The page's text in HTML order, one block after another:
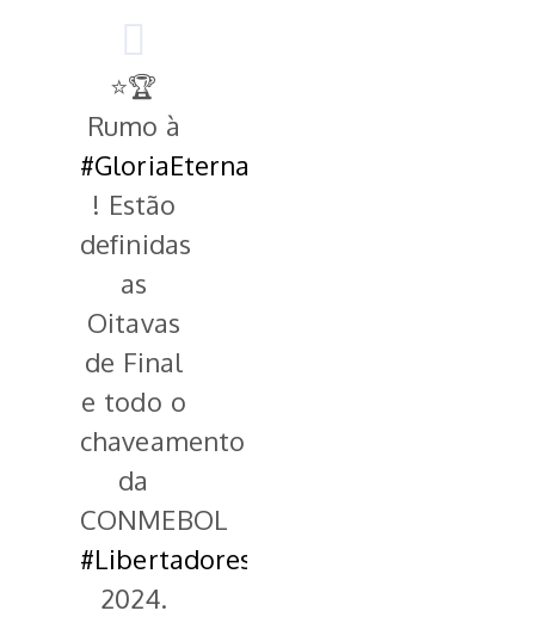
⭐️🏆
Rumo à
#GloriaEterna
! Estão
definidas
as
Oitavas
de Final
e todo o
chaveamento
da
CONMEBOL
#Libertadores
2024.